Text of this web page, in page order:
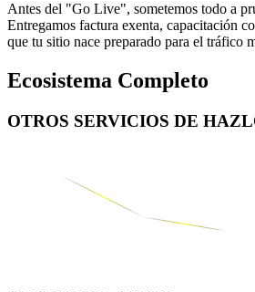
Antes del "Go Live", sometemos todo a
Entregamos factura exenta, capacitación
que tu sitio nace preparado para el tráfico
Ecosistema Completo
OTROS SERVICIOS DE